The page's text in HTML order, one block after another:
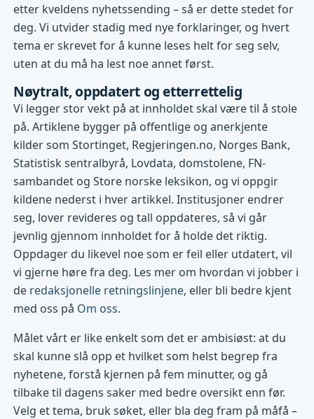
etter kveldens nyhetssending – så er dette stedet for
deg. Vi utvider stadig med nye forklaringer, og hvert
tema er skrevet for å kunne leses helt for seg selv,
uten at du må ha lest noe annet først.
Nøytralt, oppdatert og etterrettelig
Vi legger stor vekt på at innholdet skal være til å stole
på. Artiklene bygger på offentlige og anerkjente
kilder som Stortinget, Regjeringen.no, Norges Bank,
Statistisk sentralbyrå, Lovdata, domstolene, FN-
sambandet og Store norske leksikon, og vi oppgir
kildene nederst i hver artikkel. Institusjoner endrer
seg, lover revideres og tall oppdateres, så vi går
jevnlig gjennom innholdet for å holde det riktig.
Oppdager du likevel noe som er feil eller utdatert, vil
vi gjerne høre fra deg. Les mer om hvordan vi jobber i
de redaksjonelle retningslinjene, eller bli bedre kjent
med oss på Om oss.
Målet vårt er like enkelt som det er ambisiøst: at du
skal kunne slå opp et hvilket som helst begrep fra
nyhetene, forstå kjernen på fem minutter, og gå
tilbake til dagens saker med bedre oversikt enn før.
Velg et tema, bruk søket, eller bla deg fram på måfå –